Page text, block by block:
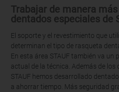
Trabajar de manera
dentados especiales de
El soporte y el revestimiento que
determinan el tipo de rasqueta
En esta área STAUF también va un
actual de la técnica. Además de
STAUF hemos desarrollado
a ahorrar tiempo. Más seguridad